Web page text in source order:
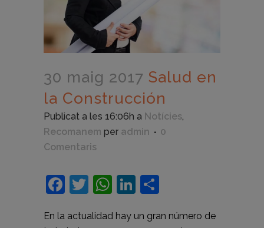
30 maig 2017 Salud en
la Construcción
Publicat a les 16:06h a Notícies,
Recomanem per admin
0
Comentaris
Facebook
Twitter
WhatsApp
LinkedIn
En la actualidad hay un gran número de